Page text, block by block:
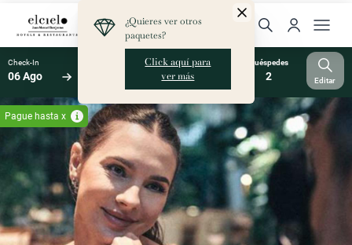
Check-In
06 Ago
Noches
1
Huéspedes
2 Editar
Pague hasta x